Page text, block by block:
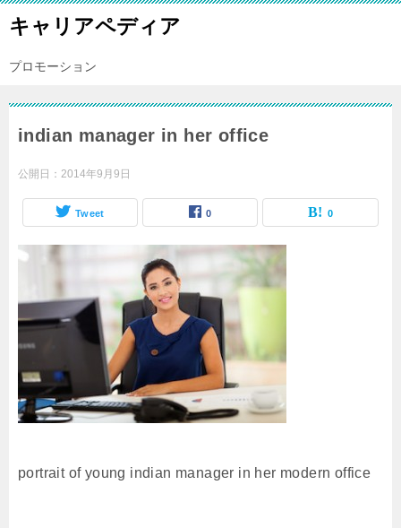
キャリアペディア
プロモーション
indian manager in her office
公開日： 2014年9月9日
Tweet 0 0
portrait of young indian manager in her modern office